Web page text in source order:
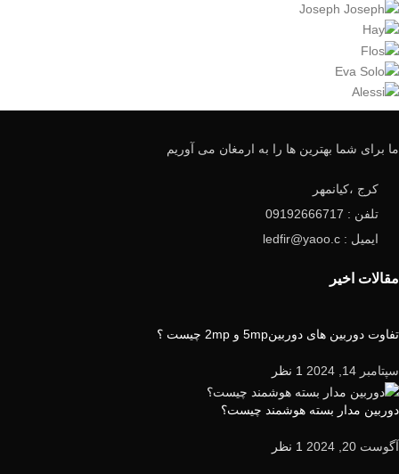
ما برای شما بهترین ها را به ارمغان می آوریم
کرج ،کیانمهر
تلفن : 09192666717
ایمیل : ledfir@yaoo.c
مقالات اخیر
تفاوت دوربین های دوربین5mp و 2mp چیست ؟
سپتامبر 14, 2024 1 نظر
دوربین مدار بسته هوشمند چیست؟
آگوست 20, 2024 1 نظر